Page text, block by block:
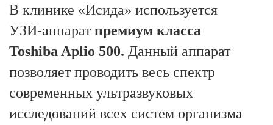
В клинике «Исида» используется
УЗИ-аппаратпремиум класса
Toshiba Aplio 500. Данный аппарат
позволяет проводить весь спектр
современных ультразвуковых
исследований всех систем организма